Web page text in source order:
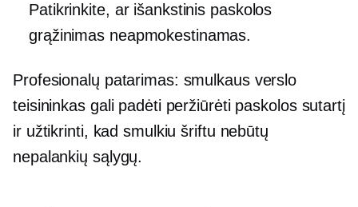
Patikrinkite, ar išankstinis paskolos
grąžinimas neapmokestinamas.
Profesionalų patarimas: smulkaus verslo
teisininkas gali padėti peržiūrėti paskolos sutartį
ir užtikrinti, kad smulkiu šriftu nebūtų
nepalankių sąlygų.